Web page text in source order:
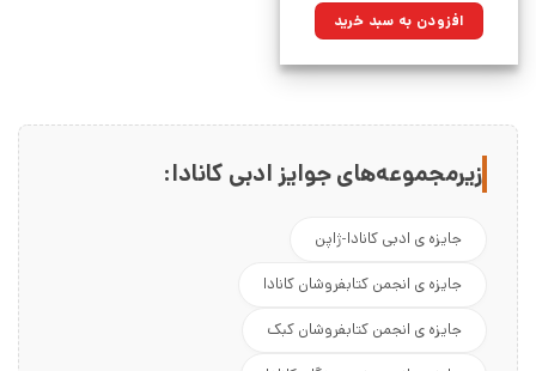
۱,۳۵۰,۰۰۰تومان
بود.
۱,۰۸۶,۷۵۰تومان. افزودن به سبد خرید
زیرمجموعه‌های جوایز ادبی کانادا:
جایزه ی ادبی کانادا-ژاپن
جایزه ی انجمن کتابفروشان کانادا
جایزه ی انجمن کتابفروشان کبک